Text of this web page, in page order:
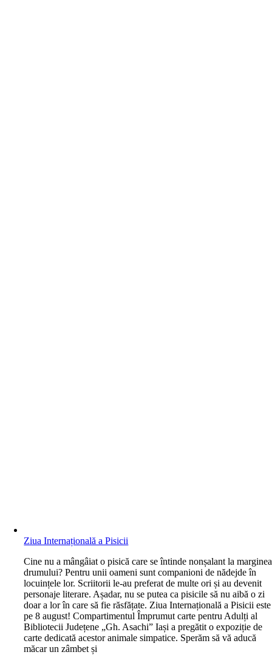
Ziua Internațională a Pisicii
Cine nu a mângâiat o pisică care se întinde nonșalant la marginea
drumului? Pentru unii oameni sunt companioni de nădejde în
locuințele lor. Scriitorii le-au preferat de multe ori și au devenit
personaje literare. Așadar, nu se putea ca pisicile să nu aibă o zi
doar a lor în care să fie răsfățate. Ziua Internațională a Pisicii este
pe 8 august! Compartimentul Împrumut carte pentru Adulți al
Bibliotecii Județene „Gh. Asachi” Iași a pregătit o expoziție de
carte dedicată acestor animale simpatice. Sperăm să vă aducă
măcar un zâmbet și